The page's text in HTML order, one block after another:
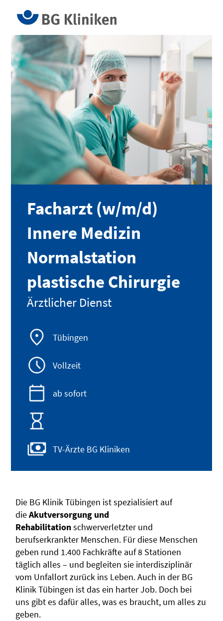
Facharzt (w/m/d)
Innere Medizin
Normalstation
plastische Chirurgie
Ärztlicher Dienst
Tübingen
Vollzeit
ab sofort
TV-Ärzte BG Kliniken
Die BG Klinik Tübingen ist spezialisiert auf
dieAkutversorgung und
Rehabilitationschwerverletzter und
berufserkrankter Menschen. Für diese Menschen
geben rund 1.400 Fachkräfte auf 8 Stationen
täglich alles – und begleiten sie interdisziplinär
vom Unfallort zurück ins Leben. Auch in der BG
Klinik Tübingen ist das ein harter Job. Doch bei
uns gibt es dafür alles, was es braucht, um alles zu
geben.